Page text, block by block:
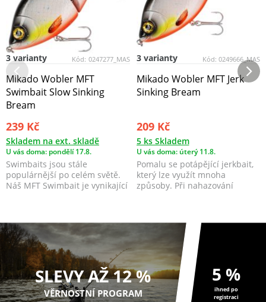
Kód: 0247277_MAS
3 varianty
Mikado Wobler MFT
Swimbait Slow Sinking
Bream
239 Kč
Skladem na ext. skladě
U vás doma: pondělí 17.8.
Swimbaits jsou stále
populárnější po celém světě.
Náš MFT Swimbait je vynikající
Kód: 0249666_MAS
3 varianty
Mikado Wobler MFT Jerk
Sinking Bream
209 Kč
5 ks Skladem
U vás doma: úterý 11.8.
Pomalu se potápějící jerkbait,
který lze využít mnoha
způsoby. Při nahazování
SLEVY AŽ 12 %
VĚRNOSTNÍ PROGRAM
5 %
ihned po
registraci